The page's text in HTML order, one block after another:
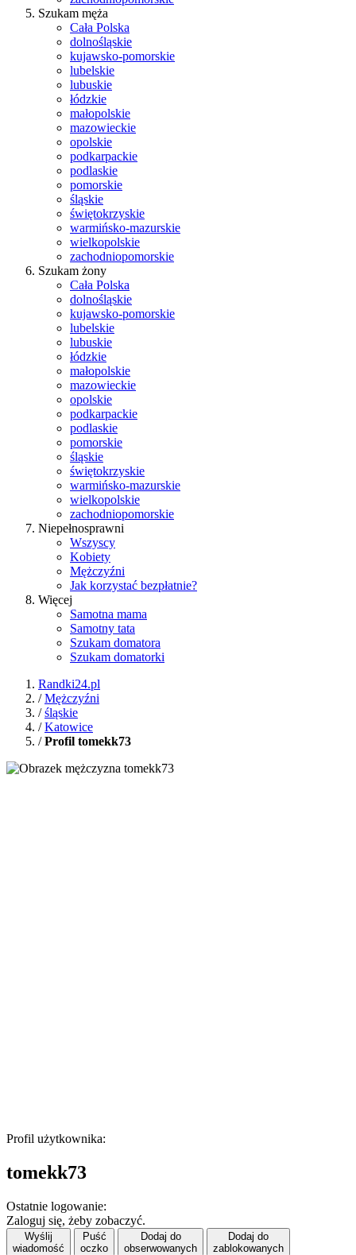
Szukam męża
Cała Polska
dolnośląskie
kujawsko-pomorskie
lubelskie
lubuskie
łódzkie
małopolskie
mazowieckie
opolskie
podkarpackie
podlaskie
pomorskie
śląskie
świętokrzyskie
warmińsko-mazurskie
wielkopolskie
zachodniopomorskie
Szukam żony
Cała Polska
dolnośląskie
kujawsko-pomorskie
lubelskie
lubuskie
łódzkie
małopolskie
mazowieckie
opolskie
podkarpackie
podlaskie
pomorskie
śląskie
świętokrzyskie
warmińsko-mazurskie
wielkopolskie
zachodniopomorskie
Niepełnosprawni
Wszyscy
Kobiety
Mężczyźni
Jak korzystać bezpłatnie?
Więcej
Samotna mama
Samotny tata
Szukam domatora
Szukam domatorki
Randki24.pl
/Mężczyźni
/śląskie
/Katowice
/Profil tomekk73
Profil użytkownika:
tomekk73
Ostatnie logowanie:
Zaloguj się, żeby zobaczyć.
Wyślij
wiadomość
Puść
oczko
Dodaj do
obserwowanych
Dodaj do
zablokowanych